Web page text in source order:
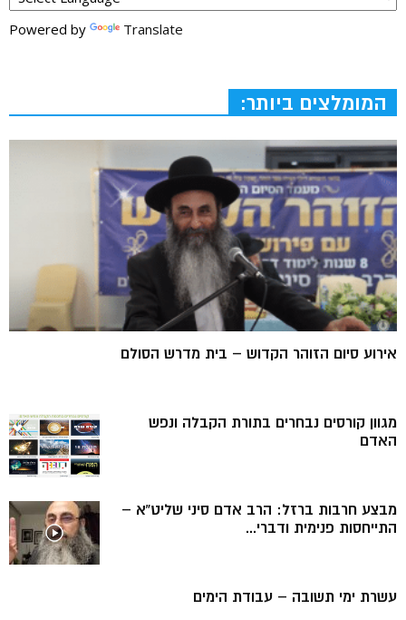
Powered by Translate
המומלצים ביותר:
אירוע סיום הזוהר הקדוש – בית מדרש הסולם
מגוון קורסים נבחרים בתורת הקבלה ונפש
האדם
מבצע חרבות ברזל: הרב אדם סיני שליט”א –
התייחסות פנימית ודברי...
עשרת ימי תשובה – עבודת הימים